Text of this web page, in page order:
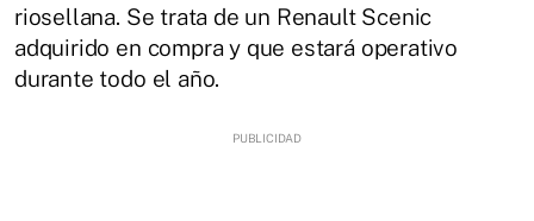
riosellana. Se trata de un Renault Scenic
adquirido en compra y que estará operativo
durante todo el año.